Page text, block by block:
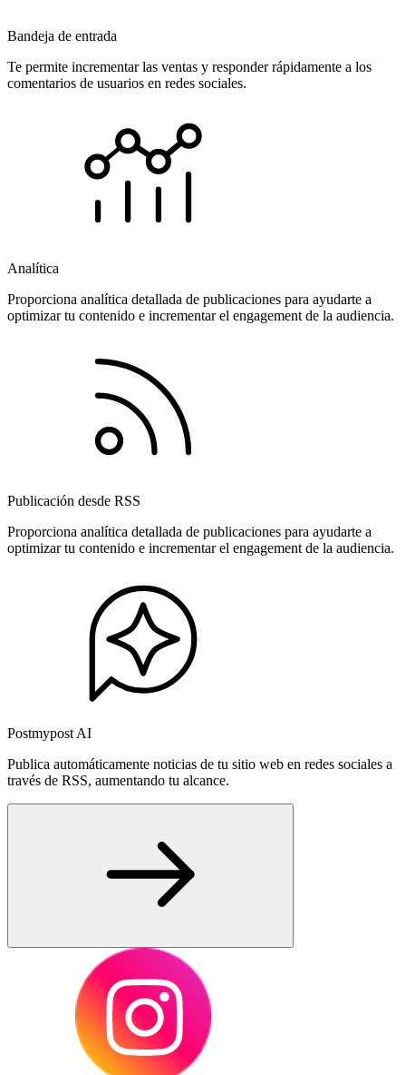
Bandeja de entrada
Te permite incrementar las ventas y responder rápidamente a los
comentarios de usuarios en redes sociales.
Analítica
Proporciona analítica detallada de publicaciones para ayudarte a
optimizar tu contenido e incrementar el engagement de la audiencia.
Publicación desde RSS
Proporciona analítica detallada de publicaciones para ayudarte a
optimizar tu contenido e incrementar el engagement de la audiencia.
Postmypost AI
Publica automáticamente noticias de tu sitio web en redes sociales a
través de RSS, aumentando tu alcance.